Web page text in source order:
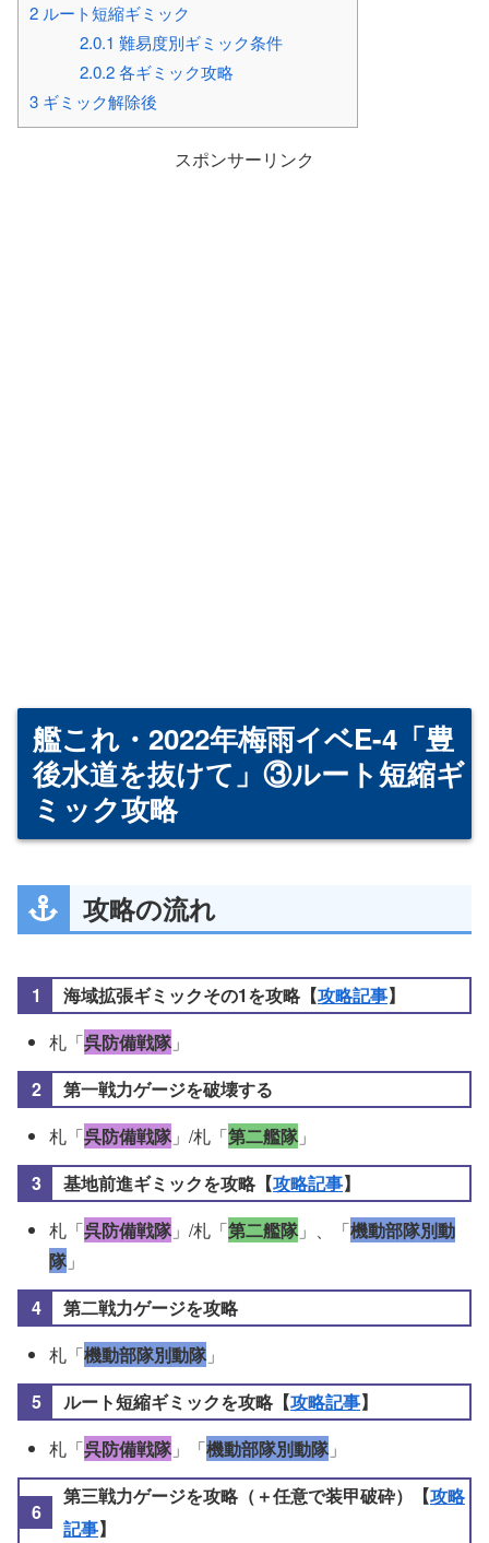
2 ルート短縮ギミック
2.0.1 難易度別ギミック条件
2.0.2各ギミック攻略
3 ギミック解除後
スポンサーリンク
艦これ・2022年梅雨イベE-4「豊
後水道を抜けて」③ルート短縮ギ
ミック攻略
攻略の流れ
海域拡張ギミックその1を攻略【攻略記事】
札「呉防備戦隊」
第一戦力ゲージを破壊する
札「呉防備戦隊」/札「第二艦隊」
基地前進ギミックを攻略【攻略記事】
札「呉防備戦隊」/札「第二艦隊」、「機動部隊別動
隊」
第二戦力ゲージを攻略
札「機動部隊別動隊」
ルート短縮ギミックを攻略【攻略記事】
札「呉防備戦隊」「機動部隊別動隊」
第三戦力ゲージを攻略（＋任意で装甲破砕）【攻略
記事】